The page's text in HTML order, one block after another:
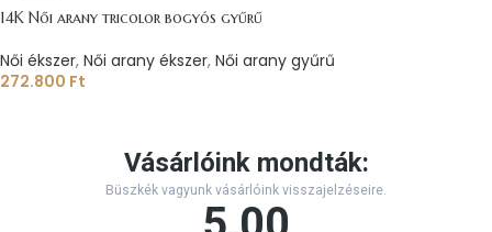
14K Női arany tricolor bogyós gyűrű
Női ékszer, Női arany ékszer, Női arany gyűrű
272.800 Ft